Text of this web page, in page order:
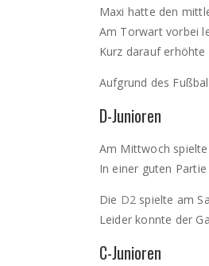
Maxi hatte den
Am Torwart vorbei
Kurz darauf erhöhte
Aufgrund des
D-Junioren
Am Mittwoch
In einer guten
Die D2 spielte am
Leider konnte der
C-Junioren